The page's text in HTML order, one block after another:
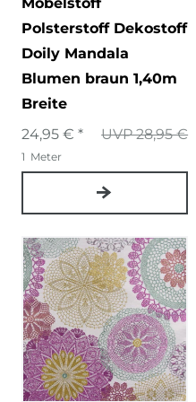
Polsterstoff Dekostoff
Doily Mandala
Blumen braun 1,40m
Breite
UVP 28,95 €
24,95 € *
1 Meter